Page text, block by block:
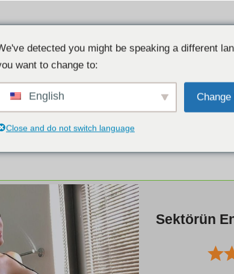
Sektörün
detected you might be speaking a different
want to change to:
English Change
Close and do not switch language